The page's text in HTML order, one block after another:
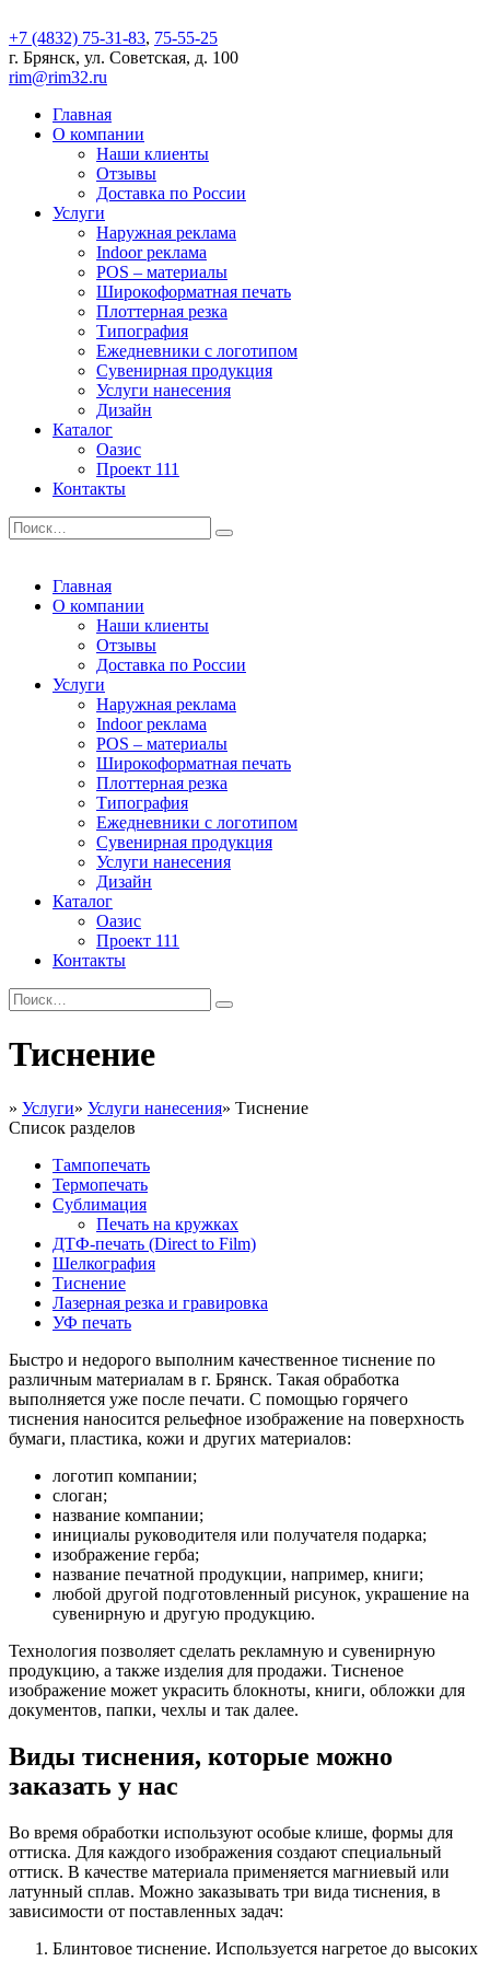
+7 (4832) 75-31-83, 75-55-25
г. Брянск, ул. Советская, д. 100
rim@rim32.ru
Главная
О компании
Наши клиенты
Отзывы
Доставка по России
Услуги
Наружная реклама
Indoor реклама
POS – материалы
Широкоформатная печать
Плоттерная резка
Типография
Ежедневники с логотипом
Сувенирная продукция
Услуги нанесения
Дизайн
Каталог
Оазис
Проект 111
Контакты
Главная
О компании
Наши клиенты
Отзывы
Доставка по России
Услуги
Наружная реклама
Indoor реклама
POS – материалы
Широкоформатная печать
Плоттерная резка
Типография
Ежедневники с логотипом
Сувенирная продукция
Услуги нанесения
Дизайн
Каталог
Оазис
Проект 111
Контакты
Тиснение
» Услуги» Услуги нанесения» Тиснение
Список разделов
Тампопечать
Термопечать
Сублимация
Печать на кружках
ДТФ-печать (Direct to Film)
Шелкография
Тиснение
Лазерная резка и гравировка
УФ печать
Быстро и недорого выполним качественное тиснение по
различным материалам в г. Брянск. Такая обработка
выполняется уже после печати. С помощью горячего
тиснения наносится рельефное изображение на поверхность
бумаги, пластика, кожи и других материалов:
логотип компании;
слоган;
название компании;
инициалы руководителя или получателя подарка;
изображение герба;
название печатной продукции, например, книги;
любой другой подготовленный рисунок, украшение на
сувенирную и другую продукцию.
Технология позволяет сделать рекламную и сувенирную
продукцию, а также изделия для продажи. Тисненое
изображение может украсить блокноты, книги, обложки для
документов, папки, чехлы и так далее.
Виды тиснения, которые можно
заказать у нас
Во время обработки используют особые клише, формы для
оттиска. Для каждого изображения создают специальный
оттиск. В качестве материала применяется магниевый или
латунный сплав. Можно заказывать три вида тиснения, в
зависимости от поставленных задач:
Блинтовое тиснение. Используется нагретое до высоких